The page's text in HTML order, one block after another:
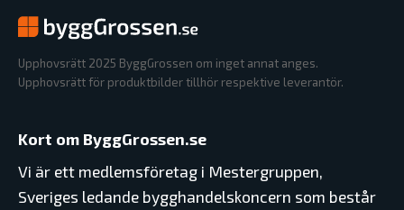
Upphovsrätt 2025 ByggGrossen om inget annat anges.
Upphovsrätt för produktbilder tillhör respektive leverantör.
Kort om ByggGrossen.se
Vi är ett medlemsföretag i Mestergruppen,
Sveriges ledande bygghandelskoncern som består